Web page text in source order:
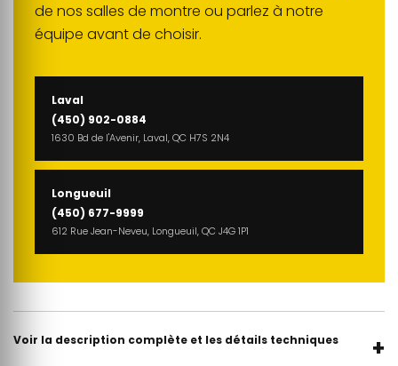
de nos salles de montre ou parlez à notre
équipe avant de choisir.
Laval
(450) 902-0884
1630 Bd de l'Avenir, Laval, QC H7S 2N4
Longueuil
(450) 677-9999
612 Rue Jean-Neveu, Longueuil, QC J4G 1P1
Voir la description complète et les détails techniques +